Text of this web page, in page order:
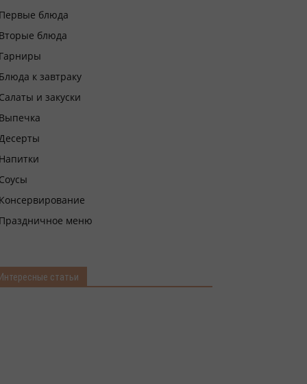
блюда
блюда
к завтраку
и закуски
меню
статьи